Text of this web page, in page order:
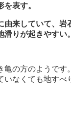
表す。
由来していて、岩
滑りが起きやすい
亀の方のようです
いなくても地すべ